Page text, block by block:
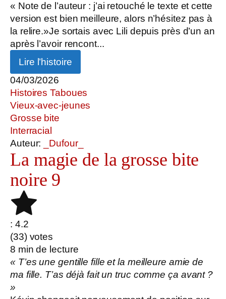
« Note de l’auteur : j’ai retouché le texte et cette
version est bien meilleure, alors n’hésitez pas à
la relire.»Je sortais avec Lili depuis près d’un an
après l’avoir rencont...
Lire l’histoire
04/03/2026
Histoires Taboues
Vieux-avec-jeunes
Grosse bite
Interracial
Auteur:
_Dufour_
La magie de la grosse bite
noire 9
: 4.2
(33) votes
8 min de lecture
« T’es une gentille fille et la meilleure amie de
ma fille. T’as déjà fait un truc comme ça avant ?
»